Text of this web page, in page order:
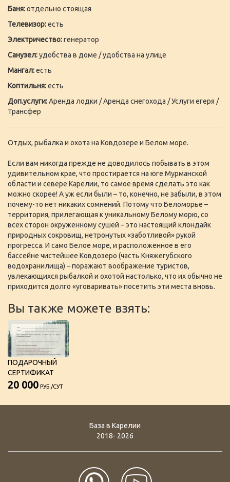
Баня:отдельно стоящая
Телевизор:есть
Электричество:генератор
Санузел:удобства в доме / удобства на улице
Мангал:есть
Коптильня:есть
Доп.услуги:Аренда лодки / Аренда снегохода / Услуги егеря /
Трансфер
Отдых, рыбалка и охота на Ковдозере и Белом море.
Если вам никогда прежде не доводилось побывать в этом
удивительном крае, что простирается на юге Мурманской
области и севере Карелии, то самое время сделать это как
можно скорее! А уж если были – то, конечно, не забыли, в этом
почему-то нет никаких сомнений. Потому что Беломорье –
территория, прилегающая к уникальному Белому морю, со
всех сторон окруженному сушей – это настоящий клондайк
природных сокровищ, нетронутых «заботливой» рукой
прогресса. И само Белое море, и расположенное в его
бассейне чистейшее Ковдозеро (часть Княжегубского
водохранилища) – поражают воображение туристов,
увлекающихся рыбалкой и охотой настолько, что их обычно не
приходится долго «уговаривать» посетить эти места вновь.
Вы также можете взять:
ПОДАРОЧНЫЙ
СЕРТИФИКАТ
20 000 РУБ./СУТ
База в Карелии
2018- 2026